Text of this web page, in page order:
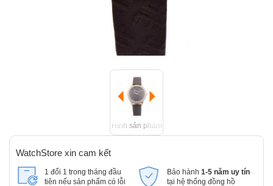
Hình sản phẩm
WatchStore xin cam kết
1 đổi 1 trong tháng đầu
tiên nếu sản phẩm có lỗi
Bảo hành 1-5 năm uy tín
tại hệ thống đồng hồ